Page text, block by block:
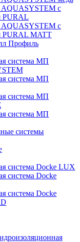
AQUASYSTEM с
PURAL
AQUASYSTEM с
PURAL MATT
Профиль
система МП
система МП
система МП
система МП
системы
система Docke LUX
система Docke
система Docke